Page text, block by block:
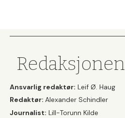
Redaksjonen
Ansvarlig redaktør: Leif Ø. Haug
Redaktør: Alexander Schindler
Journalist: Lill-Torunn Kilde